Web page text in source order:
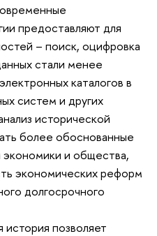
предоставляют для
– поиск, оцифровка
стали менее
каталогов в
систем и других
исторической
более обоснованные
и общества,
экономических реформ
долгосрочного
история позволяет